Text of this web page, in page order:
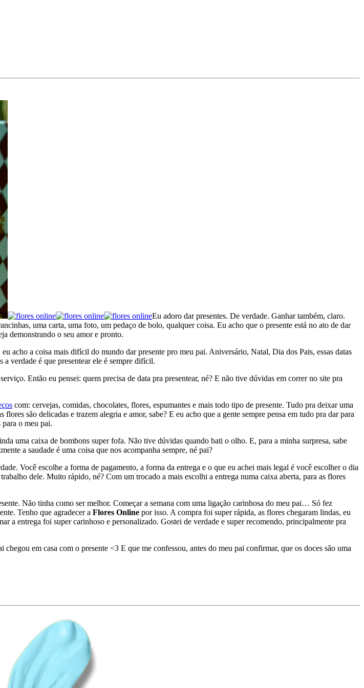
Eu adoro dar presentes. De verdade. Ganhar também, claro.
uma carta, uma foto, um pedaço de bolo, qualquer coisa. Eu acho que o presente está no ato de dar
demonstrando o seu amor e pronto.
acho a coisa mais difícil do mundo dar presente pro meu pai. Aniversário, Natal, Dia dos Pais, essas datas
a verdade é que presentear ele é sempre difícil.
Então eu pensei: quem precisa de data pra presentear, né? E não tive dúvidas em correr no site pra
com: cervejas, comidas, chocolates, flores, espumantes e mais todo tipo de presente. Tudo pra deixar uma
são delicadas e trazem alegria e amor, sabe? E eu acho que a gente sempre pensa em tudo pra dar para
o meu pai.
uma caixa de bombons super fofa. Não tive dúvidas quando bati o olho. E, para a minha surpresa, sabe
a saudade é uma coisa que nos acompanha sempre, né pai?
Você escolhe a forma de pagamento, a forma da entrega e o que eu achei mais legal é você escolher o dia
dele. Muito rápido, né? Com um trocado a mais escolhi a entrega numa caixa aberta, para as flores
Não tinha como ser melhor. Começar a semana com uma ligação carinhosa do meu pai… Só fez
Tenho que agradecer a Flores Online por isso. A compra foi super rápida, as flores chegaram lindas, eu
a entrega foi super carinhoso e personalizado. Gostei de verdade e super recomendo, principalmente pra
em casa com o presente <3 E que me confessou, antes do meu pai confirmar, que os doces são uma